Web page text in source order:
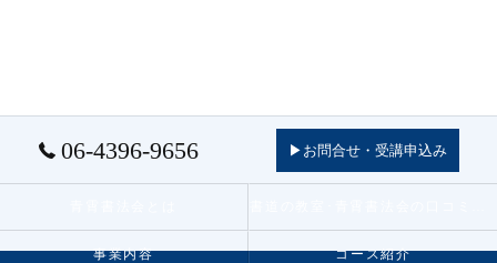
06-4396-9656 ▶お問合せ・受講申込み
事業内容 コース紹介